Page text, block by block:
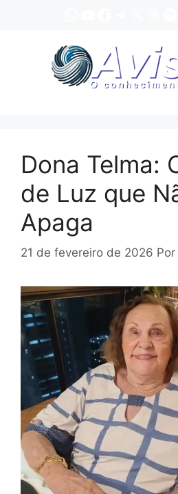
Dona Telma:
de Luz que
Apaga
21 de fevereiro de 2026 Por